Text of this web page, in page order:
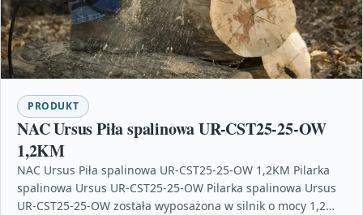
PRODUKT
NAC Ursus Piła spalinowa UR-CST25-25-OW
1,2KM
NAC Ursus Piła spalinowa UR-CST25-25-OW 1,2KM Pilarka
spalinowa Ursus UR-CST25-25-OW Pilarka spalinowa Ursus
UR-CST25-25-OW została wyposażona w silnik o mocy 1,2